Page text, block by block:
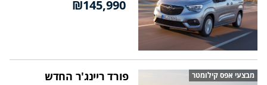
מבצעי אפס קילומטר פורד ריינג'ר החדש